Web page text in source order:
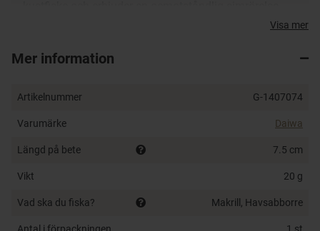
JIG R ett pålitligt val för alla fiskare som vill maximera
Visa mer
Mer information
Artikelnummer G-1407074
Varumärke Daiwa
Längd på bete 7.5 cm
Vikt 20 g
Vad ska du fiska? Makrill, Havsabborre